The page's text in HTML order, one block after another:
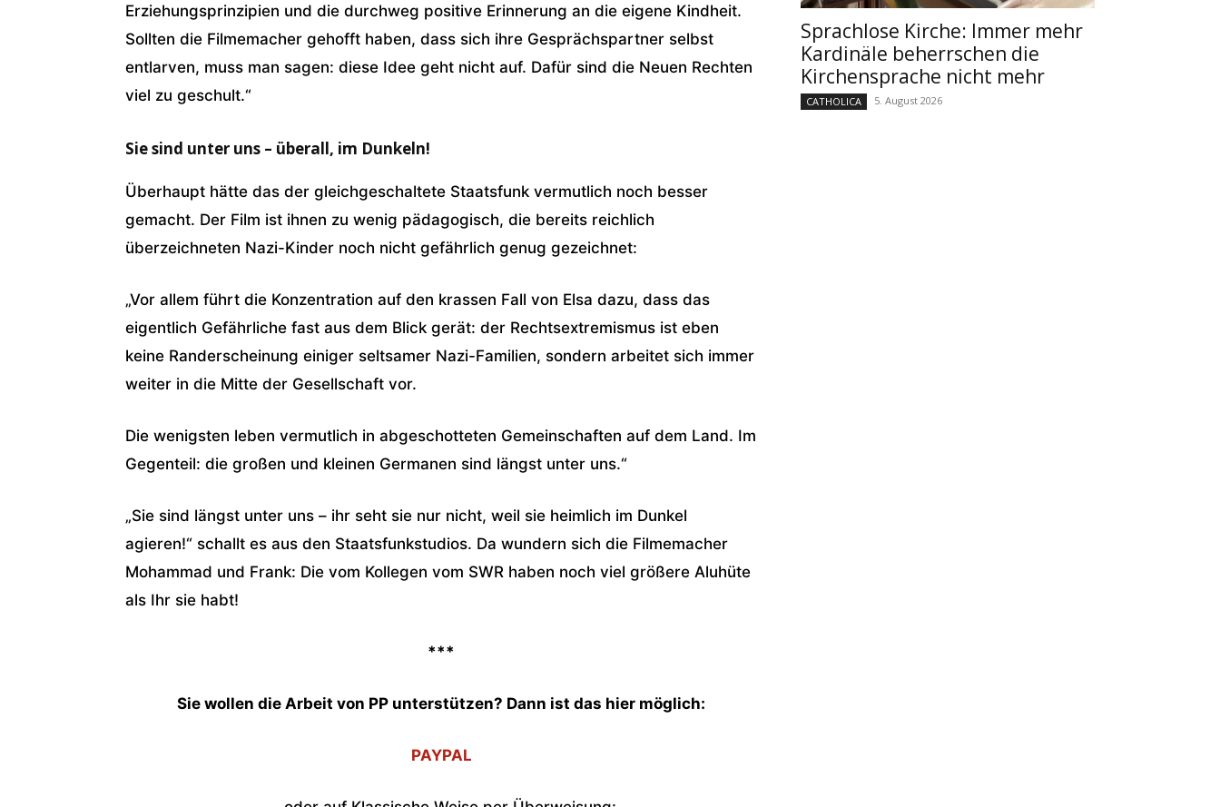
Erziehungsprinzipien und die durchweg positive Erinnerung an die eigene Kindheit.
Sollten die Filmemacher gehofft haben, dass sich ihre Gesprächspartner selbst
entlarven, muss man sagen: diese Idee geht nicht auf. Dafür sind die Neuen Rechten
viel zu geschult.“
Sie sind unter uns – überall, im Dunkeln!
Überhaupt hätte das der gleichgeschaltete Staatsfunk vermutlich noch besser
gemacht. Der Film ist ihnen zu wenig pädagogisch, die bereits reichlich
überzeichneten Nazi-Kinder noch nicht gefährlich genug gezeichnet:
„Vor allem führt die Konzentration auf den krassen Fall von Elsa dazu, dass das
eigentlich Gefährliche fast aus dem Blick gerät: der Rechtsextremismus ist eben
keine Randerscheinung einiger seltsamer Nazi-Familien, sondern arbeitet sich immer
weiter in die Mitte der Gesellschaft vor.
Die wenigsten leben vermutlich in abgeschotteten Gemeinschaften auf dem Land. Im
Gegenteil: die großen und kleinen Germanen sind längst unter uns.“
„Sie sind längst unter uns – ihr seht sie nur nicht, weil sie heimlich im Dunkel
agieren!“ schallt es aus den Staatsfunkstudios. Da wundern sich die Filmemacher
Mohammad und Frank: Die vom Kollegen vom SWR haben noch viel größere Aluhüte
als Ihr sie habt!
***
Sie wollen die Arbeit von PP unterstützen? Dann ist das hier möglich:
PAYPAL
Sprachlose Kirche: Immer mehr
Kardinäle beherrschen die
Kirchensprache nicht mehr
CATHOLICA 5. August 2026